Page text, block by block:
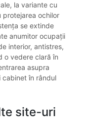
la variante cu
protejarea ochilor
se extinde
anumitor ocupații
interior, antistres,
o vedere clară în
asupra
în rândul
site-uri